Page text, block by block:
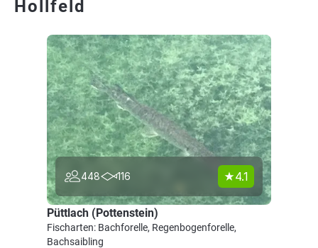
Hollfeld
448 116 4.1
Püttlach (Pottenstein)
Fischarten: Bachforelle, Regenbogenforelle,
Bachsaibling